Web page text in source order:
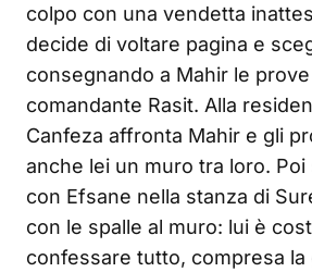
colpo con una vendetta
decide di voltare pagina e
consegnando a Mahir le
comandante Rasit. Alla
Canfeza affronta Mahir e gli
anche lei un muro tra loro. Poi
con Efsane nella stanza di
con le spalle al muro: lui è
confessare tutto, compresa la